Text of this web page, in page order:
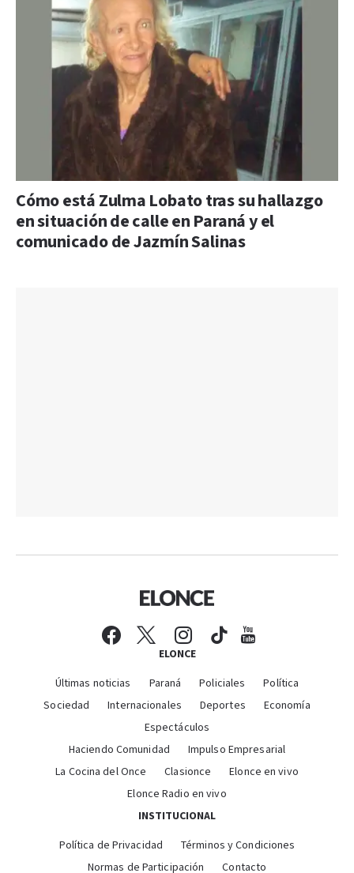
Cómo está Zulma Lobato tras su hallazgo
en situación de calle en Paraná y el
comunicado de Jazmín Salinas
ELONCE
Últimas noticias Paraná Policiales
Política
Sociedad
Internacionales Deportes
Economía
Espectáculos
Haciendo Comunidad
Impulso Empresarial
La Cocina del Once
Clasionce
Elonce en vivo
Elonce Radio en vivo
INSTITUCIONAL
Política de Privacidad
Términos y Condiciones
Normas de Participación
Contacto